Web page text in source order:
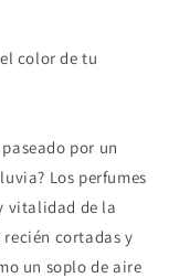
color de tu
por un
Los perfumes
vitalidad de la
cortadas y
un soplo de aire